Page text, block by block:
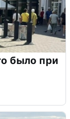
было при